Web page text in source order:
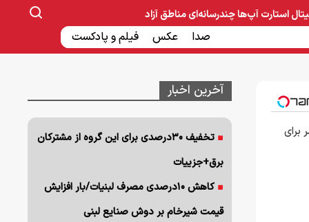
صنایع غذایی و دارویی ساخت و ساز بانک و بیمه
استارت آپ‌هاچندرسانه‌ای
صدا عکس فیلم و پادکست
مناطق آزاد
برای
آخرین اخبار
تخفیف ۳۰درصدی برای این گروه از مشترکان
برق+جزییات
کاهش ۱۰درصدی مصرف لبنیات/بار افزایش
قیمت شیرخام بر دوش صنایع لبنی